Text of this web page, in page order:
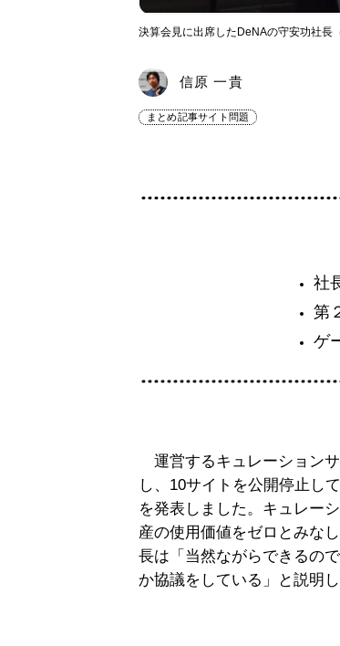
決算会見に出席したDeNAの守安功社長（
信原 一貴
まとめ記事サイト問題
社
第
ゲ
運営するキュレーション
し、10サイトを公開停止し
を発表しました。キュレー
産の使用価値をゼロとみな
長は「当然ながらできるの
か協議をしている」と説明し